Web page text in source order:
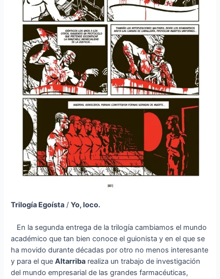
Trilogía Egoísta /Yo, loco.
En la segunda entrega de la trilogía cambiamos el mundo
académico que tan bien conoce el guionista y en el que se
ha movido durante décadas por otro no menos interesante
y para el queAltarriba realiza un trabajo de investigación
del mundo empresarial de las grandes farmacéuticas,